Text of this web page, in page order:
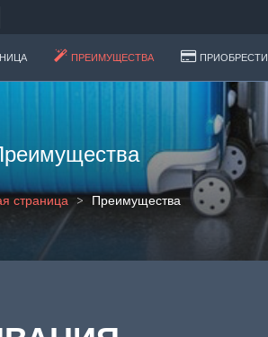
ПРЕИМУЩЕСТВА ПРИОБРЕСТИ
страница Преимущества